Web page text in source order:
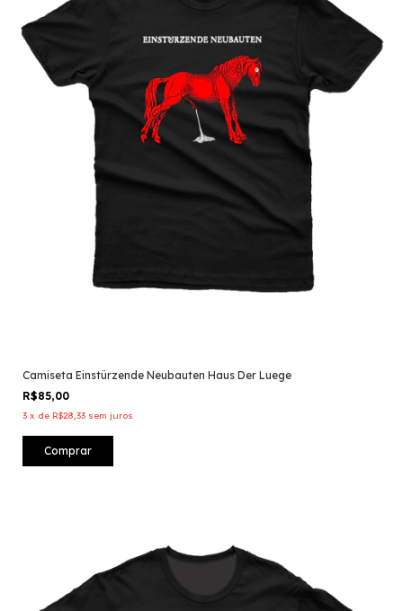
Camiseta Einstürzende Neubauten Haus Der Luege
R$85,00
3 x de R$28,33 sem juros
Comprar